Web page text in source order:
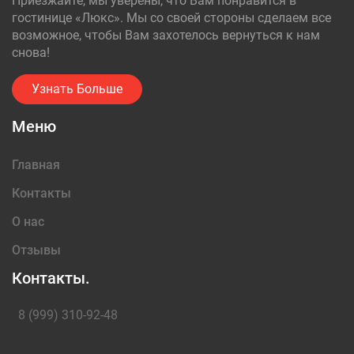
гостинице «Люкс». Мы со своей стороны сделаем все
возможное, чтобы Вам захотелось вернуться к нам
снова!
Узнать Больше
Меню
Главная
Контакты
О нас
Отзывы
Контакты.
8 (999) 310-92-48